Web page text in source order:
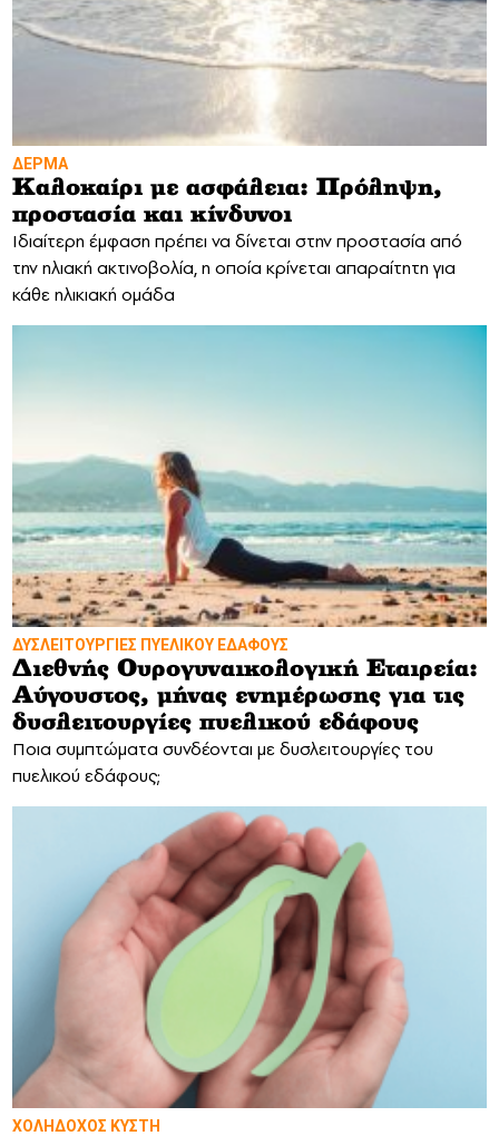
ΔΕΡΜΑ
Καλοκαίρι με ασφάλεια: Πρόληψη,
προστασία και κίνδυνοι
Ιδιαίτερη έμφαση πρέπει να δίνεται στην προστασία από
την ηλιακή ακτινοβολία, η οποία κρίνεται απαραίτητη για
κάθε ηλικιακή ομάδα
ΔΥΣΛΕΙΤΟΥΡΓΙΕΣ ΠΥΕΛΙΚΟΥ ΕΔΑΦΟΥΣ
Διεθνής Ουρογυναικολογική Εταιρεία:
Αύγουστος, μήνας ενημέρωσης για τις
δυσλειτουργίες πυελικού εδάφους
Ποια συμπτώματα συνδέονται με δυσλειτουργίες του
πυελικού εδάφους;
ΧΟΛΗΔΟΧΟΣ ΚΥΣΤΗ